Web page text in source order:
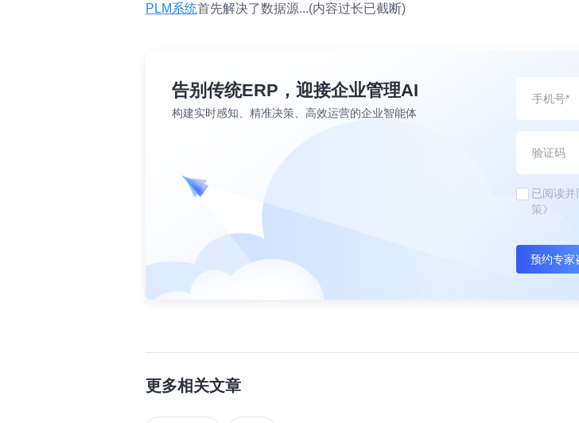
PLM系统首先解决了数据源...(内容过长已截断)
告别传统ERP，迎接企业管理AI
构建实时感知、精准决策、高效运营的企业智能体
已阅读并
策》
预约专家
更多相关文章